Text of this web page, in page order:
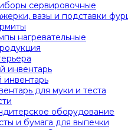
сервировочные
вазы и подставки
нагревательные
инвентарь
инвентарь
для муки и теста
оборудование
и бумага для выпечки